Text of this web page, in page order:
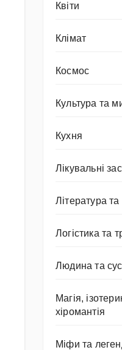
Квіти
Клімат
Космос
Культура та
Кухня
Лікувальні
Література
Логістика та
Людина та
Магія,
хіромантія
Міфи та